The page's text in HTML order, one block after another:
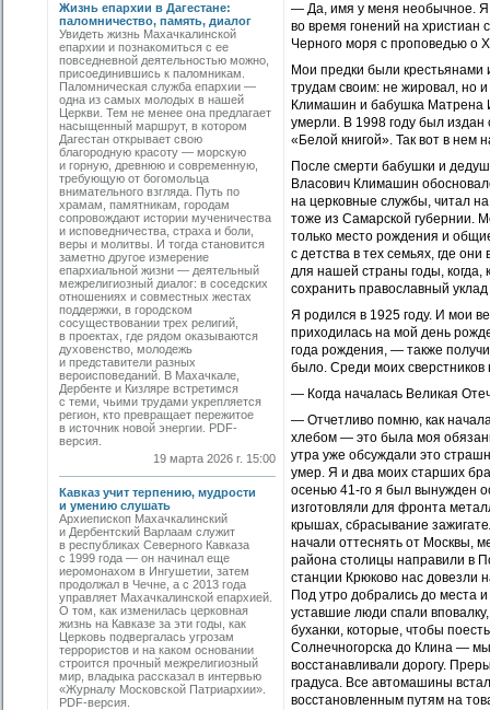
Жизнь епархии в Дагестане:
паломничество, память, диалог
Увидеть жизнь Махачкалинской
епархии и познакомиться с ее
повседневной деятельностью можно,
присоединившись к паломникам.
Паломническая служба епархии —
одна из самых молодых в нашей
Церкви. Тем не менее она предлагает
насыщенный маршрут, в котором
Дагестан открывает свою
благородную красоту — морскую
и горную, древнюю и современную,
требующую от богомольца
внимательного взгляда. Путь по
храмам, памятникам, городам
сопровождают истории мученичества
и исповедничества, страха и боли,
веры и молитвы. И тогда становится
заметно другое измерение
епархиальной жизни — деятельный
межрелигиозный диалог: в соседских
отношениях и совместных жестах
поддержки, в городском
сосуществовании трех религий,
в проектах, где рядом оказываются
духовенство, молодежь
и представители разных
вероисповеданий. В Махачкале,
Дербенте и Кизляре встретимся
с теми, чьими трудами укрепляется
регион, кто превращает пережитое
в источник новой энергии. PDF-
версия.
19 марта 2026 г. 15:00
Кавказ учит терпению, мудрости
и умению слушать
Архиепископ Махачкалинский
и Дербентский Варлаам служит
в республиках Северного Кавказа
с 1999 года — он начинал еще
иеромонахом в Ингушетии, затем
продолжал в Чечне, а с 2013 года
управляет Махачкалинской епархией.
О том, как изменилась церковная
жизнь на Кавказе за эти годы, как
Церковь подвергалась угрозам
террористов и на каком основании
строится прочный межрелигиозный
мир, владыка рассказал в интервью
«Журналу Московской Патриархии».
PDF-версия.
— Да, имя у меня необычное. Я
во время гонений на
Черного моря с проповедью о
Мои предки были
трудам своим: не жировал, но
Климашин и бабушка Матрена
умерли. В 1998 году был издан
«Белой книгой». Так вот в
После смерти бабушки и
Власович Климашин
на церковные службы, читал
тоже из Самарской губернии.
только место рождения и
с детства в тех семьях, где
для нашей страны годы,
сохранить православный
Я родился в 1925 году. И мои
приходилась на мой день
года рождения, — также
было. Среди моих
— Когда началась Великая
— Отчетливо помню, как
хлебом — это была моя
утра уже обсуждали это
умер. Я и два моих старших
осенью 41-го я был вынужден
изготовляли для фронта
крышах, сбрасывание
начали оттеснять от Москвы,
района столицы направили в
станции Крюково нас довезли
Под утро добрались до места
уставшие люди спали
буханки, которые, чтобы
Солнечногорска до Клина —
восстанавливали дорогу.
градуса. Все автомашины
восстановленным путям на